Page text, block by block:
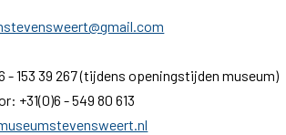
-153 39 267 (tijdens openingstijden museum)
+31(0)6 - 549 80 613